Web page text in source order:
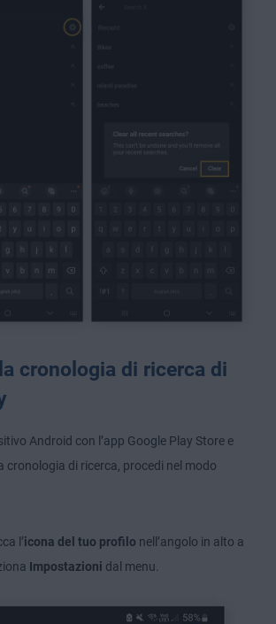
cronologia di ricerca di
Android con l’app Google Play Store e
cronologia di ricerca, procedi nel modo
l’icona del tuo profilo nell’angolo in alto a
Impostazioni dal menu.